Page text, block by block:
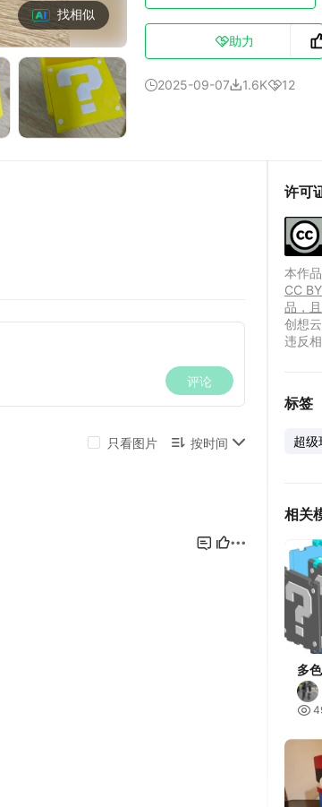
找相似
助力
2025-09-071.6K12
许可
本作
CC
品，
创想
违反
标签
超级
相关
多
